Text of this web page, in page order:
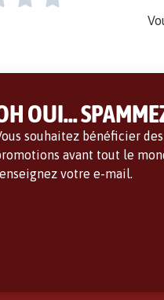
OUI...
souhaitez bénéficier
avant tout le
votre e-mail.